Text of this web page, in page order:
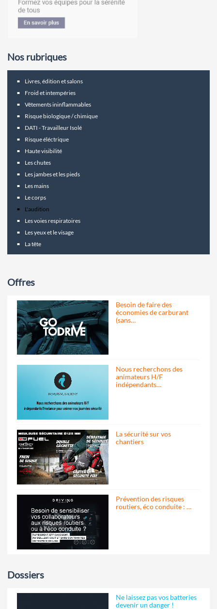
Nos rubriques
Livres, édition et salons
Froid et intempéries
Vêtements ininflammables
Risque biologique / chimique
DATI - Travailleur Isolé
Risque éléctrique
Haute visibilité
Les chutes
Les jambes et les pieds
Les mains
Le corps
L'audition
Les voies respiratoires
Les yeux et le visage
La tête
Offres
Besoin de faire des
économies de carburant
(sans…
Nous recherchons des
animateurs H/F
indépendants…
La sécurité sur vos
chantiers
Prévention des risques
routiers, éco conduite : …
Dossiers
Ne laissez pas vos batteries
devenir un danger !